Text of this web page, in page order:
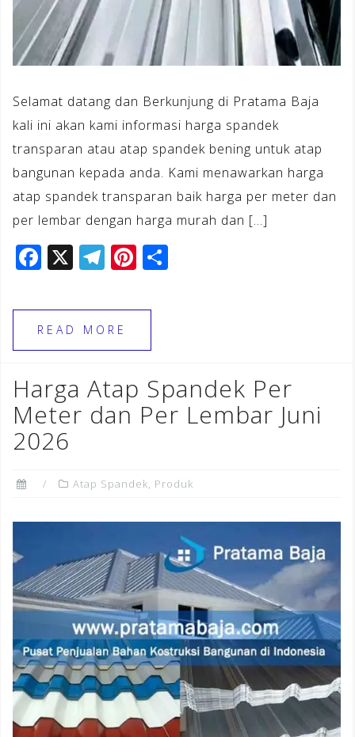
Selamat datang dan Berkunjung di Pratama Baja
kali ini akan kami informasi harga spandek
transparan atau atap spandek bening untuk atap
bangunan kepada anda. Kami menawarkan harga
atap spandek transparan baik harga per meter dan
per lembar dengan harga murah dan […]
F
c
e
b
o
o
k
X T
e
gr
a
m
Pi
te
e
st
READ MORE
Harga Atap Spandek Per
Meter dan Per Lembar Juni
2026
Atap Spandek, Produk